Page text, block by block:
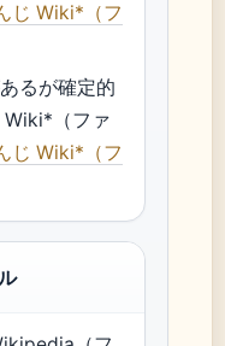
じ Wiki*（フ
るが確定的
Wiki*（ファ
じ Wiki*（フ